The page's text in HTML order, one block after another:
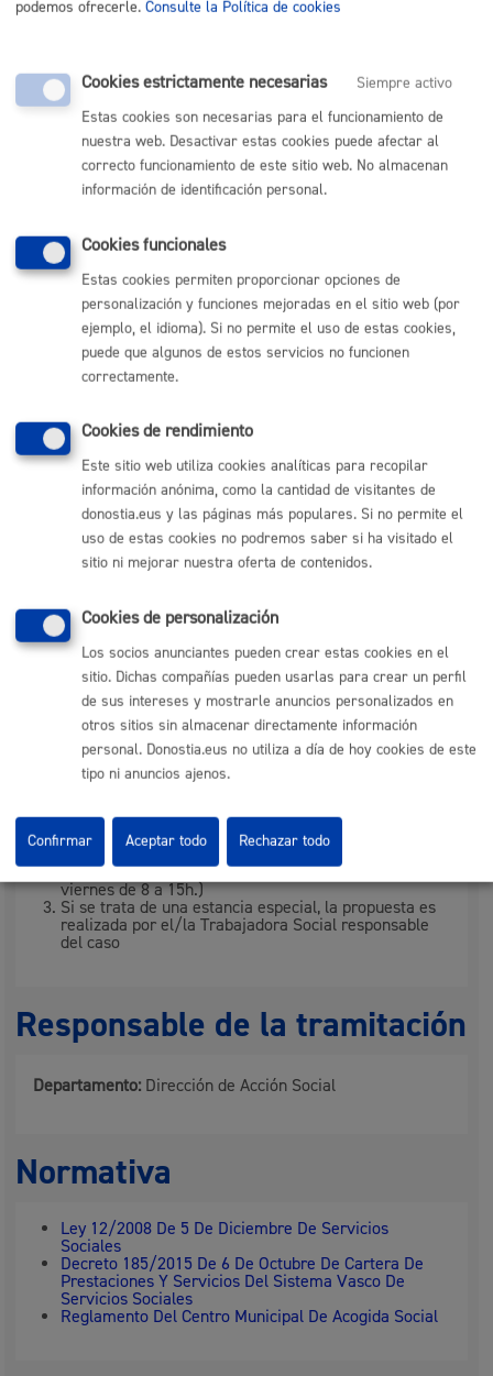
Durante todo el año
Documentación necesaria
Documento/s que identifiquen a la personas. Serán
válidos los siguientes: DNI o NIE, pasaporte del país de
un apellido de la persona y que hayan sido expedidos por
un organismo público de la UE.
Tamaño máximo anexos:10 Mb
Cantidad a abonar
Gratuito
Plazo de resolución y sentido
del silencio
Plazo estimado: En el momento
Plazo legal:
No procede
Sentido del silencio:No procede
Pasos del procedimiento
identificarse
Se ofrece la posibilidad de entrevista con los
trabajadores/as sociales del Centro para aquellas
personas que así lo deseen (Horario de Lunes a
viernes de 8 a 15h.)
Si se trata de una estancia especial, la propuesta es
realizada por el/la Trabajadora Social responsable
del caso
Responsable de la tramitación
Departamento: Dirección de Acción Social
Normativa
Ley 12/2008 De 5 De Diciembre De Servicios
Sociales
Decreto 185/2015 De 6 De Octubre De Cartera De
Prestaciones Y Servicios Del Sistema Vasco De
Servicios Sociales
Reglamento Del Centro Municipal De Acogida Social
podemos ofrecerle. Consulte la Política de cookies
Cookies estrictamente necesarias
Siempre activo
Estas cookies son necesarias para el funcionamiento de
nuestra web. Desactivar estas cookies puede afectar al
correcto funcionamiento de este sitio web. No almacenan
información de identificación personal.
Cookies funcionales
Estas cookies permiten proporcionar opciones de
personalización y funciones mejoradas en el sitio web (por
ejemplo, el idioma). Si no permite el uso de estas cookies,
puede que algunos de estos servicios no funcionen
correctamente.
Cookies de rendimiento
Este sitio web utiliza cookies analíticas para recopilar
información anónima, como la cantidad de visitantes de
donostia.eus y las páginas más populares. Si no permite el
uso de estas cookies no podremos saber si ha visitado el
sitio ni mejorar nuestra oferta de contenidos.
Cookies de personalización
Los socios anunciantes pueden crear estas cookies en el
sitio. Dichas compañías pueden usarlas para crear un perfil
de sus intereses y mostrarle anuncios personalizados en
otros sitios sin almacenar directamente información
personal. Donostia.eus no utiliza a día de hoy cookies de este
tipo ni anuncios ajenos.
Rechazar todo
Confirmar Aceptar todo